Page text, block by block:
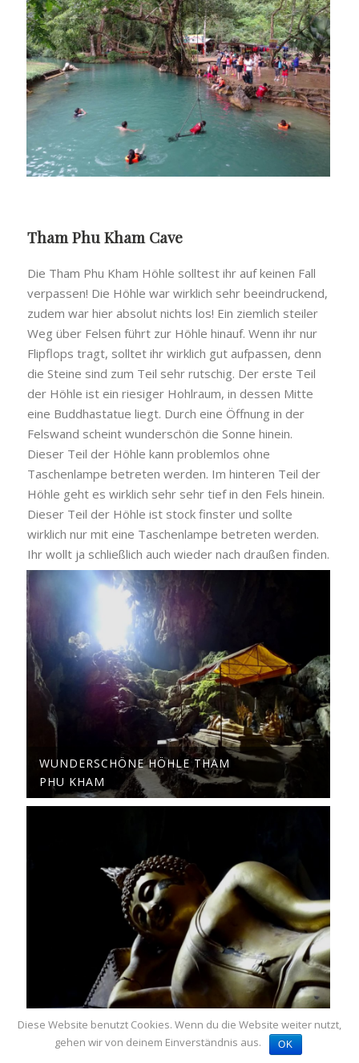
Tham Phu Kham Cave
Die Tham Phu Kham Höhle solltest ihr auf keinen Fall
verpassen! Die Höhle war wirklich sehr beeindruckend,
zudem war hier absolut nichts los! Ein ziemlich steiler
Weg über Felsen führt zur Höhle hinauf. Wenn ihr nur
Flipflops tragt, solltet ihr wirklich gut aufpassen, denn
die Steine sind zum Teil sehr rutschig. Der erste Teil
der Höhle ist ein riesiger Hohlraum, in dessen Mitte
eine Buddhastatue liegt. Durch eine Öffnung in der
Felswand scheint wunderschön die Sonne hinein.
Dieser Teil der Höhle kann problemlos ohne
Taschenlampe betreten werden. Im hinteren Teil der
Höhle geht es wirklich sehr sehr tief in den Fels hinein.
Dieser Teil der Höhle ist stock finster und sollte
wirklich nur mit eine Taschenlampe betreten werden.
Ihr wollt ja schließlich auch wieder nach draußen finden.
WUNDERSCHÖNE HÖHLE THAM
PHU KHAM
Diese Website benutzt Cookies. Wenn du die Website weiter nutzt,
gehen wir von deinem Einverständnis aus.
OK